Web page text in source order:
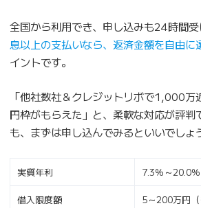
全国から利用でき、申し込みも24時間受
息以上の支払いなら、返済金額を自由に
イントです。
「他社数社＆クレジットリボで1,000
円枠がもらえた」と、柔軟な対応が評判
も、まずは申し込んでみるといいでしょ
実質年利 7.3％～20.0％
借入限度額 5～200万円（